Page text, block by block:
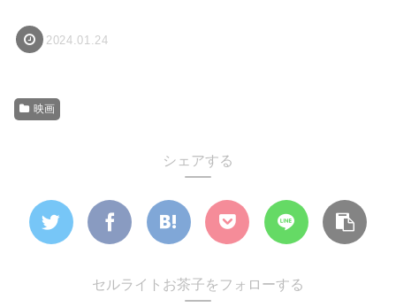
2024.01.24
映画
シェアする
セルライトお茶子をフォローする